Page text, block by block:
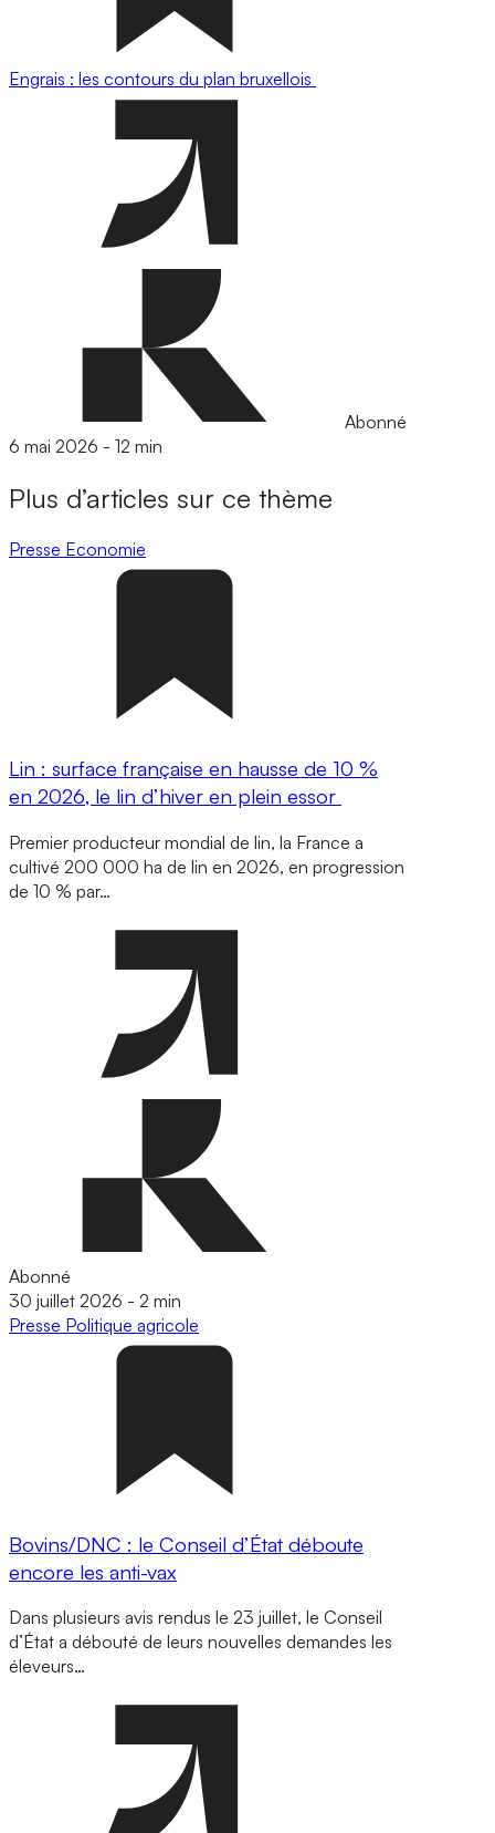
Engrais : les contours du plan bruxellois
Abonné
6 mai 2026 - 12 min
Plus d’articles sur ce thème
Presse Economie
Lin : surface française en hausse de 10 %
en 2026, le lin d’hiver en plein essor
Premier producteur mondial de lin, la France a
cultivé 200 000 ha de lin en 2026, en progression
de 10 % par…
Abonné
30 juillet 2026 - 2 min
Presse Politique agricole
Bovins/DNC : le Conseil d’État déboute
encore les anti-vax
Dans plusieurs avis rendus le 23 juillet, le Conseil
d’État a débouté de leurs nouvelles demandes les
éleveurs…